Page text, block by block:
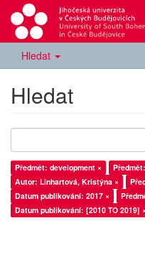
Hledat
Hledat
Předmět: development ×
Autor: Linhartová, Kristýna ×
Datum publikování: 2017 ×
Datum publikování: [2010 TO 2019] ×